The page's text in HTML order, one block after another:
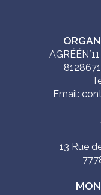
Email:
13 Rue